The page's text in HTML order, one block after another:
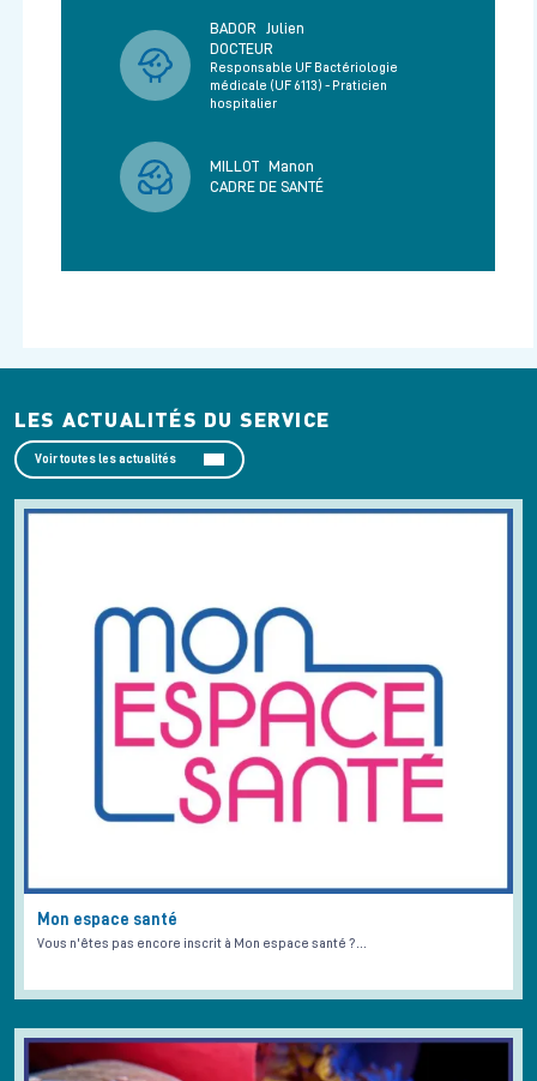
BADOR
Julien
DOCTEUR
Responsable UF Bactériologie
médicale (UF 6113) - Praticien
hospitalier
MILLOT
Manon
CADRE DE SANTÉ
LES ACTUALITÉS DU SERVICE
Voir toutes les actualités
Mon espace santé
Vous n'êtes pas encore inscrit à Mon espace santé ?…